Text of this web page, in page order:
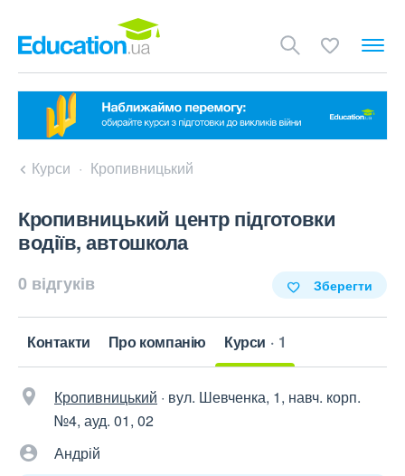
Курси Кропивницький
Кропивницький центр підготовки
водіїв, автошкола
0 відгуків Зберегти
Контакти Про компанію Курси 1
Кропивницький · вул. Шевченка, 1, навч. корп.
№4, ауд. 01, 02
Андрій